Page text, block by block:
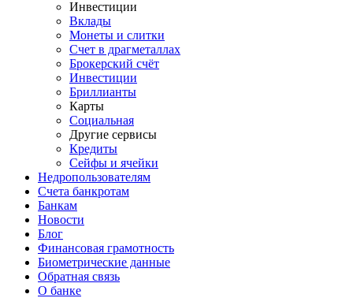
Инвестиции
Вклады
Монеты и слитки
Счет в драгметаллах
Брокерский счёт
Инвестиции
Бриллианты
Карты
Социальная
Другие сервисы
Кредиты
Сейфы и ячейки
Недропользователям
Счета банкротам
Банкам
Новости
Блог
Финансовая грамотность
Биометрические данные
Обратная связь
О банке